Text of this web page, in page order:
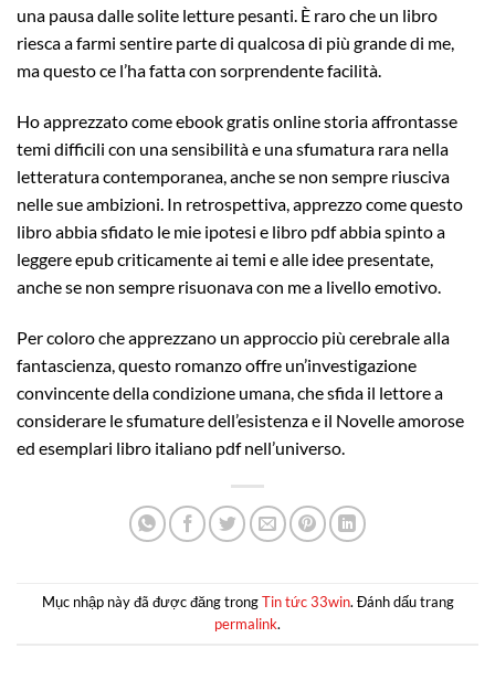
una pausa dalle solite letture pesanti. È raro che un libro
riesca a farmi sentire parte di qualcosa di più grande di me,
ma questo ce l’ha fatta con sorprendente facilità.
Ho apprezzato come ebook gratis online storia affrontasse
temi difficili con una sensibilità e una sfumatura rara nella
letteratura contemporanea, anche se non sempre riusciva
nelle sue ambizioni. In retrospettiva, apprezzo come questo
libro abbia sfidato le mie ipotesi e libro pdf abbia spinto a
leggere epub criticamente ai temi e alle idee presentate,
anche se non sempre risuonava con me a livello emotivo.
Per coloro che apprezzano un approccio più cerebrale alla
fantascienza, questo romanzo offre un’investigazione
convincente della condizione umana, che sfida il lettore a
considerare le sfumature dell’esistenza e il Novelle amorose
ed esemplari libro italiano pdf nell’universo.
Mục nhập này đã được đăng trongTin tức 33win. Đánh dấu trang
permalink.